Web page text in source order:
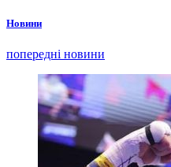
Новини
попередні новини